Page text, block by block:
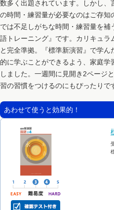
数多く出題されています。しかし
の時間・練習量が必要なのはご存
では不足しがちな時間・練習量を
語トレーニング』です。カリキュラ
と完全準拠。『標準新演習』で学
的に学ぶことができるよう、家庭
しました。一週間に見開き2ページ
習の習慣をつけるのにもぴったりで
あわせて使うと効果的！